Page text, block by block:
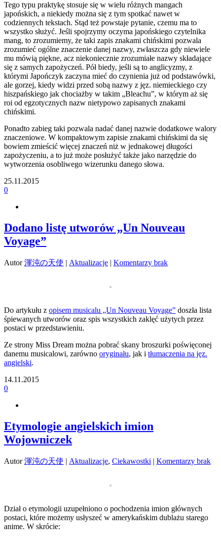
Tego typu praktykę stosuje się w wielu różnych mangach
japońskich, a niekiedy można się z tym spotkać nawet w
codziennych tekstach. Stąd też powstaje pytanie, czemu ma to
wszystko służyć. Jeśli spojrzymy oczyma japońskiego czytelnika
mang, to zrozumiemy, że taki zapis znakami chińskimi pozwala
zrozumieć ogólne znaczenie danej nazwy, zwłaszcza gdy niewiele
mu mówią piękne, acz niekoniecznie zrozumiałe nazwy składające
się z samych zapożyczeń. Pół biedy, jeśli są to anglicyzmy, z
którymi Japończyk zaczyna mieć do czynienia już od podstawówki,
ale gorzej, kiedy widzi przed sobą nazwy z jęz. niemieckiego czy
hiszpańskiego jak chociażby w takim „Bleachu”, w którym aż się
roi od egzotycznych nazw nietypowo zapisanych znakami
chińskimi.
Ponadto zabieg taki pozwala nadać danej nazwie dodatkowe walory
znaczeniowe. W kompaktowym zapisie znakami chińskimi da się
bowiem zmieścić więcej znaczeń niż w jednakowej długości
zapożyczeniu, a to już może posłużyć także jako narzędzie do
wytworzenia osobliwego wizerunku danego słowa.
25.11.2015
0
Dodano listę utworów „Un Nouveau
Voyage”
Autor 渾沌の天使 | Aktualizacje | Komentarzy brak
Do artykułu z opisem musicalu „Un Nouveau Voyage” doszła lista
śpiewanych utworów oraz spis wszystkich zaklęć użytych przez
postaci w przedstawieniu.
Ze strony Miss Dream można pobrać skany broszurki poświęconej
danemu musicalowi, zarówno oryginału, jak i tłumaczenia na jęz.
angielski.
14.11.2015
0
Etymologie angielskich imion
Wojowniczek
Autor 渾沌の天使 | Aktualizacje, Ciekawostki | Komentarzy brak
Dział o etymologii uzupełniono o pochodzenia imion głównych
postaci, które możemy usłyszeć w amerykańskim dublażu starego
anime. W skrócie: